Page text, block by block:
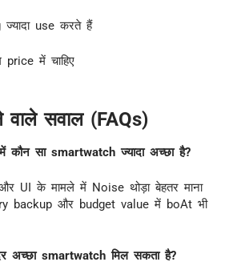
use करते हैं
में चाहिए
सवाल (FAQs)
सा smartwatch ज्यादा अच्छा है?
UI के मामले में Noise थोड़ा बेहतर माना
backup और budget value में boAt भी
अच्छा smartwatch मिल सकता है?